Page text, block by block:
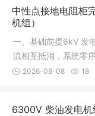
中性点接地电阻柜
机组）
一、基础前提6kV 发
流相互抵消，系统零
皮、绝缘击穿、设备
2026-08-08 18
6300V 柴油发电机